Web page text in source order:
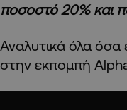
ποσοστό 20% και
Αναλυτικά όλα όσα
στην εκπομπή